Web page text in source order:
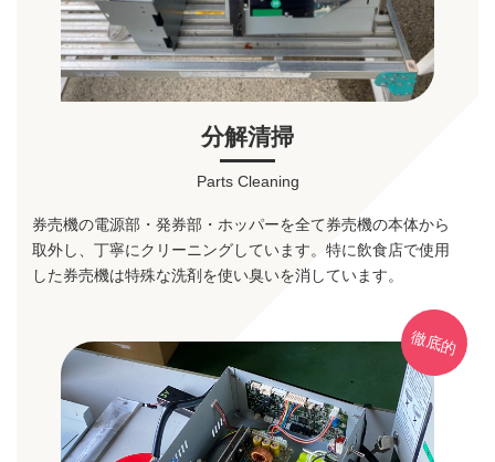
分解清掃
Parts Cleaning
券売機の電源部・発券部・ホッパーを全て券売機の本体から
取外し、丁寧にクリーニングしています。特に飲食店で使用
した券売機は特殊な洗剤を使い臭いを消しています。
徹底的